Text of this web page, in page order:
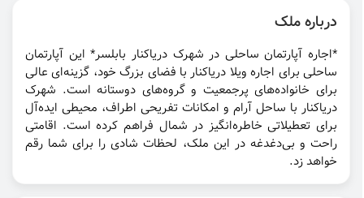
درباره ملک
*اجاره آپارتمان ساحلی در شهرک دریاکنار بابلسر* این آپارتمان
ساحلی برای اجاره ویلا دریاکنار با فضای بزرگ خود، گزینه‌ای عالی
برای خانواده‌های پرجمعیت و گروه‌های دوستانه است. شهرک
دریاکنار با ساحل آرام و امکانات تفریحی اطراف، محیطی ایده‌آل
برای تعطیلاتی خاطره‌انگیز در شمال فراهم کرده است. اقامتی
راحت و بی‌دغدغه در این ملک، لحظات شادی را برای شما رقم
خواهد زد.